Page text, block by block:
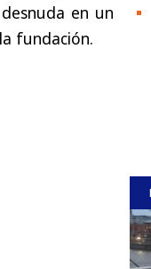
en un
fundación.